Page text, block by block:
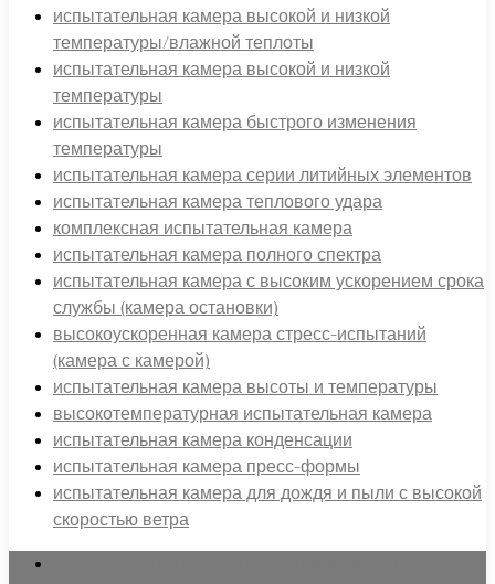
испытательная камера высокой и низкой
температуры/влажной теплоты
испытательная камера высокой и низкой
температуры
испытательная камера быстрого изменения
температуры
испытательная камера серии литийных элементов
испытательная камера теплового удара
комплексная испытательная камера
испытательная камера полного спектра
испытательная камера с высоким ускорением срока
службы (камера остановки)
высокоускоренная камера стресс-испытаний
(камера с камерой)
испытательная камера высоты и температуры
высокотемпературная испытательная камера
испытательная камера конденсации
испытательная камера пресс-формы
испытательная камера для дождя и пыли с высокой
скоростью ветра